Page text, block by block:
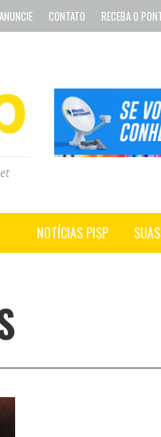
ANUNCIE CONTATO RECEBA O
NOTÍCIAS PISP